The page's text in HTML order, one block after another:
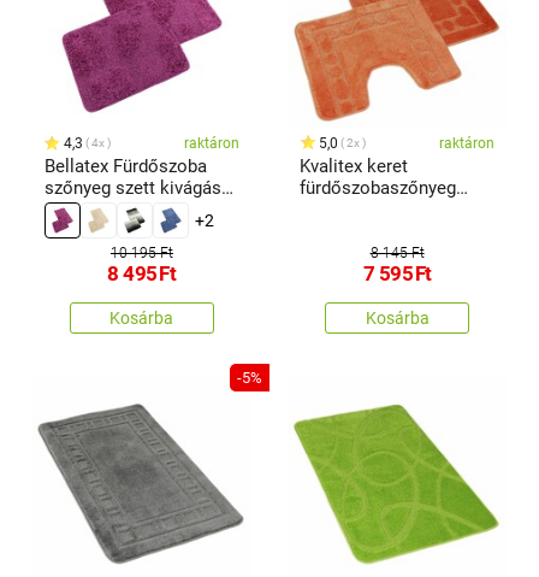
4,3 4x raktáron
Bellatex Fürdőszoba
szőnyeg szett kivágás
nélkül BANYSILVER
fukszia, 60 x 100, 60 x
+2
10 195 Ft
8 495Ft
Kosárba
5,0 2x raktáron
Kvalitex keret
fürdőszobaszőnyeg
8 145 Ft
7 595Ft
Kosárba
-5%